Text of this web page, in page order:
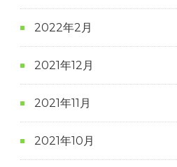
2022年2月
2021年12月
2021年11月
2021年10月